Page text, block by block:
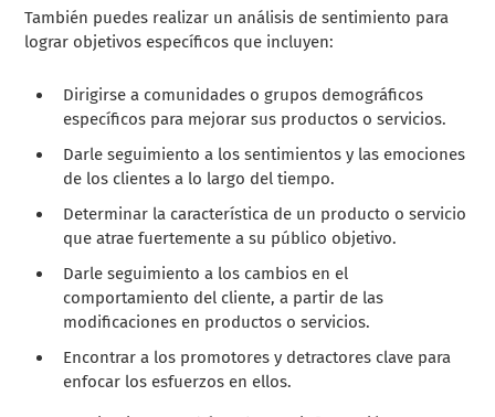
También puedes realizar un análisis de sentimiento para
lograr objetivos específicos que incluyen:
Dirigirse a comunidades o grupos demográficos
específicos para mejorar sus productos o servicios.
Darle seguimiento a los sentimientos y las emociones
de los clientes a lo largo del tiempo.
Determinar la característica de un producto o servicio
que atrae fuertemente a su público objetivo.
Darle seguimiento a los cambios en el
comportamiento del cliente, a partir de las
modificaciones en productos o servicios.
Encontrar a los promotores y detractores clave para
enfocar los esfuerzos en ellos.